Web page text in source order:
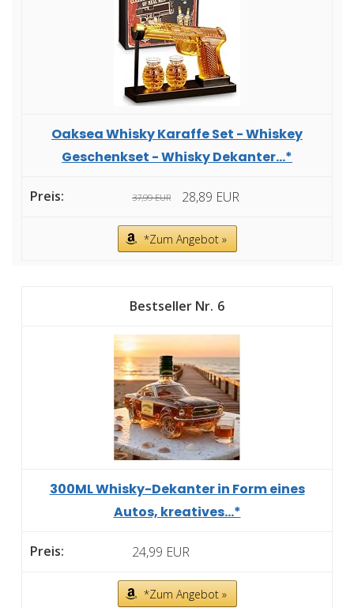
Oaksea Whisky Karaffe Set - Whiskey
Geschenkset - Whisky Dekanter...*
37,99 EUR 28,89 EUR
*Zum Angebot »
6
300ML Whisky-Dekanter in Form eines
Autos, kreatives...*
24,99 EUR
*Zum Angebot »